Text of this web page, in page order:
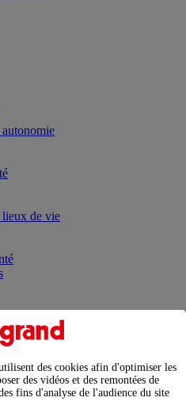
de vie
le fonctionnement des appareils
tableau électrique
Solutions : concentrer les
vos performances
des cookies afin d'optimiser les
des vidéos et des remontées de
fins d'analyse de l'audience du site